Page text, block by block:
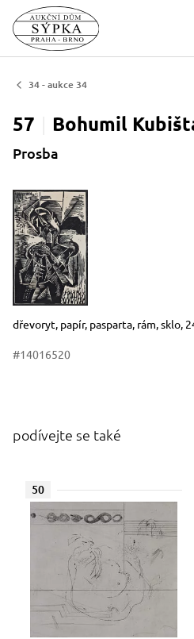
34 - aukce 34
57 Bohumil
Prosba
Rozměry
Stručný popis předmětu
dřevoryt, papír, pasparta, rám, sklo,
#14016520
podívejte se také
50